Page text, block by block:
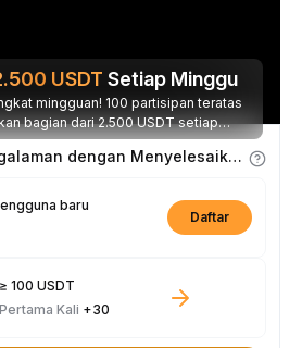
USDT Setiap Minggu
mingguan! 100 partisipan teratas
bagian dari 2.500 USDT setiap
minggunya.
Dapatkan Poin Pengalaman dengan Menyelesaikan Tugas
baru
Daftar
100 USDT
Kali +30